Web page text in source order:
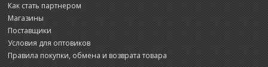
Как стать партнером
Магазины
Поставщики
Условия для оптовиков
Правила покупки, обмена и возврата товара